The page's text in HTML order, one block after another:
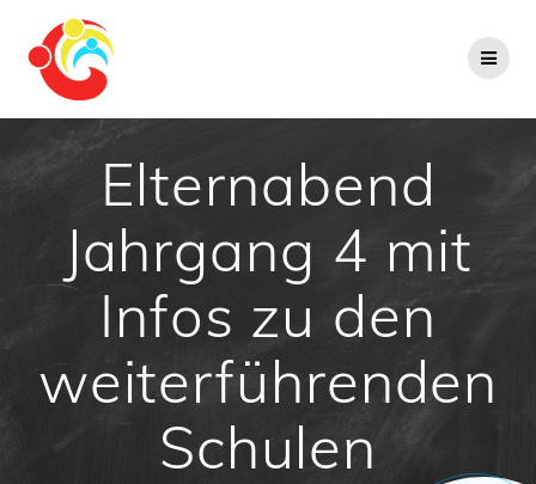
Elternabend
Jahrgang 4 mit
Infos zu den
weiterführenden
Schulen